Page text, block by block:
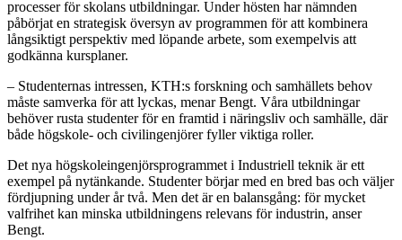
processer för skolans utbildningar. Under hösten har nämnden
påbörjat en strategisk översyn av programmen för att kombinera
långsiktigt perspektiv med löpande arbete, som exempelvis att
godkänna kursplaner.
– Studenternas intressen, KTH:s forskning och samhällets behov
måste samverka för att lyckas, menar Bengt. Våra utbildningar
behöver rusta studenter för en framtid i näringsliv och samhälle, där
både högskole- och civilingenjörer fyller viktiga roller.
Det nya högskoleingenjörsprogrammet i Industriell teknik är ett
exempel på nytänkande. Studenter börjar med en bred bas och väljer
fördjupning under år två. Men det är en balansgång: för mycket
valfrihet kan minska utbildningens relevans för industrin, anser
Bengt.